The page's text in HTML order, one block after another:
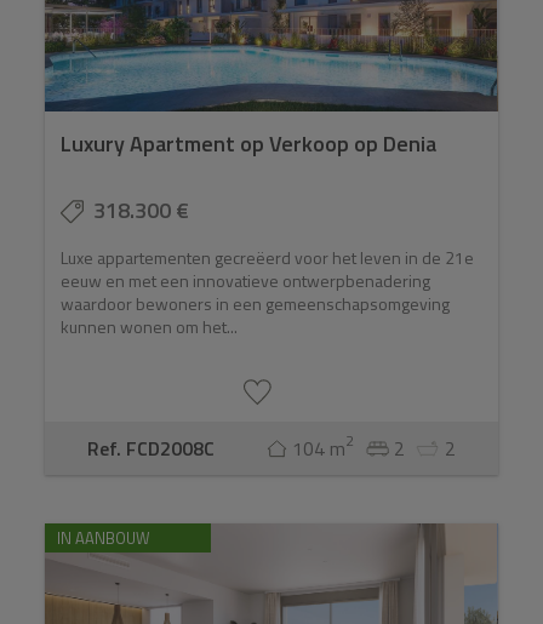
Luxury Apartment op Verkoop op Denia
318.300 €
Luxe appartementen gecreëerd voor het leven in de 21e
eeuw en met een innovatieve ontwerpbenadering
waardoor bewoners in een gemeenschapsomgeving
kunnen wonen om het...
Ref. FCD2008C 104 m2 2 2
IN AANBOUW